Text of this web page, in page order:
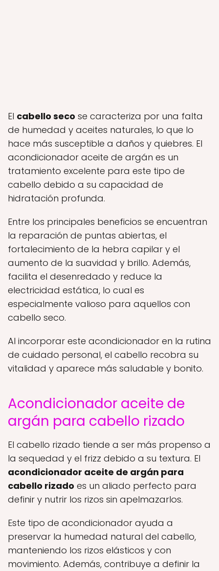
El cabello seco se caracteriza por una falta
de humedad y aceites naturales, lo que lo
hace más susceptible a daños y quiebres. El
acondicionador aceite de argán es un
tratamiento excelente para este tipo de
cabello debido a su capacidad de
hidratación profunda.
Entre los principales beneficios se encuentran
la reparación de puntas abiertas, el
fortalecimiento de la hebra capilar y el
aumento de la suavidad y brillo. Además,
facilita el desenredado y reduce la
electricidad estática, lo cual es
especialmente valioso para aquellos con
cabello seco.
Al incorporar este acondicionador en la rutina
de cuidado personal, el cabello recobra su
vitalidad y aparece más saludable y bonito.
Acondicionador aceite de
argán para cabello rizado
El cabello rizado tiende a ser más propenso a
la sequedad y el frizz debido a su textura. El
acondicionador aceite de argán para
cabello rizado es un aliado perfecto para
definir y nutrir los rizos sin apelmazarlos.
Este tipo de acondicionador ayuda a
preservar la humedad natural del cabello,
manteniendo los rizos elásticos y con
movimiento. Además, contribuye a definir la